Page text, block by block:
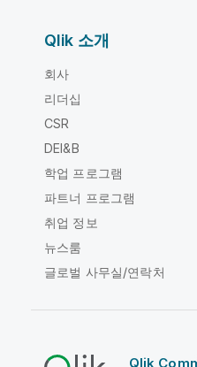
Qlik 소개
회사
리더십
CSR
DEI&B
학업 프로그램
파트너 프로그램
취업 정보
뉴스룸
글로벌 사무실/연락처
Qlik